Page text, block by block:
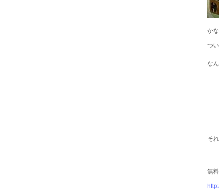
か
つ
な
そ
無